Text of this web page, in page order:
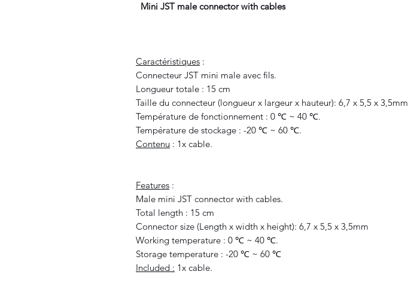
Mini JST male connector with cables
Caractéristiques :
Connecteur JST mini male avec fils.
Longueur totale : 15 cm
Taille du connecteur (longueur x largeur x hauteur): 6,7 x 5,5 x 3,5mm
Température de fonctionnement : 0 ℃ ~ 40 ℃.
Température de stockage : -20 ℃ ~ 60 ℃.
Contenu : 1x cable.
Features :
Male mini JST connector with cables.
Total length : 15 cm
Connector size (Length x width x height): 6,7 x 5,5 x 3,5mm
Working temperature : 0 ℃ ~ 40 ℃.
Storage temperature : -20 ℃ ~ 60 ℃
Included : 1x cable.